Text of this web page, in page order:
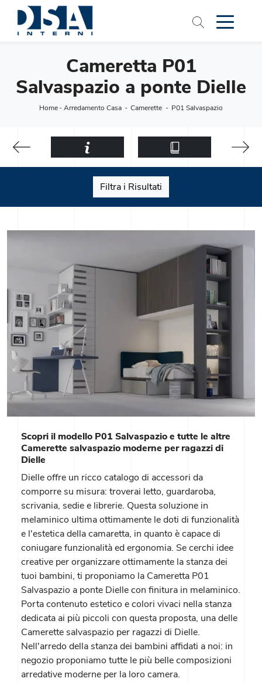
Cameretta P01
Salvaspazio a ponte Dielle
Home-Arredamento Casa - Camerette - P01 Salvaspazio
Filtra i Risultati
Scopri il modello P01 Salvaspazio e tutte le altre
Camerette salvaspazio moderne per ragazzi di
Dielle
Dielle offre un ricco catalogo di accessori da
comporre su misura: troverai letto, guardaroba,
scrivania, sedie e librerie. Questa soluzione in
melaminico ultima ottimamente le doti di funzionalità
e l'estetica della camaretta, in quanto è capace di
coniugare funzionalità ed ergonomia. Se cerchi idee
creative per organizzare ottimamente la stanza dei
tuoi bambini, ti proponiamo la Cameretta P01
Salvaspazio a ponte Dielle con finitura in melaminico.
Porta contenuto estetico e colori vivaci nella stanza
dedicata ai più piccoli con questa proposta, una delle
Camerette salvaspazio per ragazzi di Dielle.
Nell'arredo della stanza dei bambini affidati a noi: in
negozio proponiamo tutte le più belle composizioni
arredative moderne per la loro camera.